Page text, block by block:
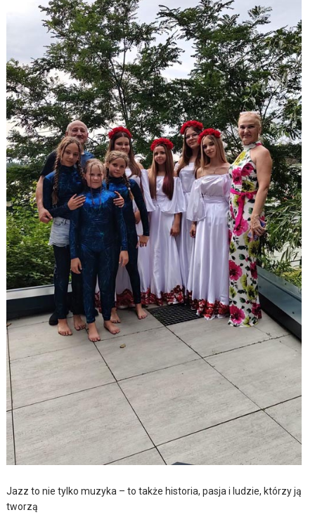
Jazz to nie tylko muzyka – to także historia, pasja i ludzie, którzy ją
tworzą